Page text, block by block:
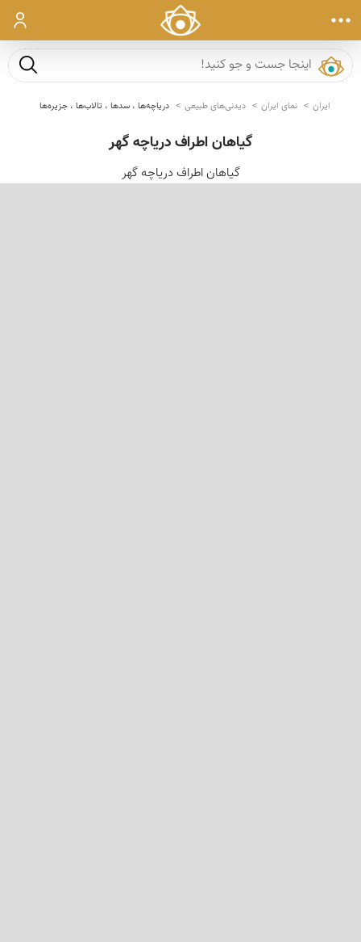
ورود
جست و
ایران نمای ایران دیدنی‌های طبیعی دریاچه‌ها ، سدها ، تالاب‌ها ، جزیره‌ها
گیاهان اطراف دریاچه گهر
گیاهان اطراف دریاچه گهر